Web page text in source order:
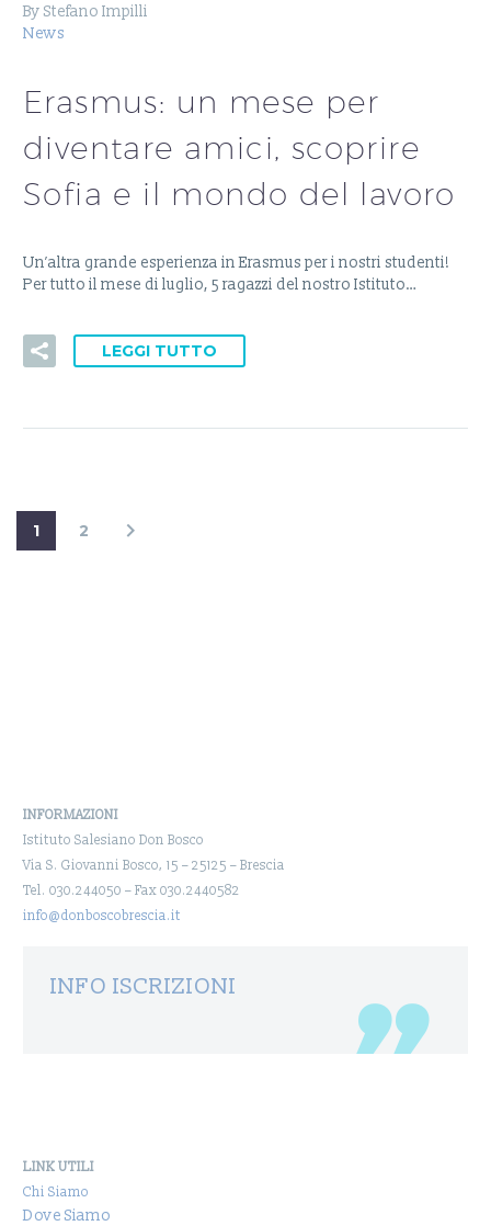
By Stefano Impilli
News
Erasmus: un mese per
diventare amici, scoprire
Sofia e il mondo del lavoro
Un’altra grande esperienza in Erasmus per i nostri studenti!
Per tutto il mese di luglio, 5 ragazzi del nostro Istituto…
LEGGI TUTTO
1 2
INFORMAZIONI
Istituto Salesiano Don Bosco
Via S. Giovanni Bosco, 15 – 25125 – Brescia
Tel. 030.244050 – Fax 030.2440582
info@donboscobrescia.it
INFO ISCRIZIONI
LINK UTILI
Chi Siamo
Dove Siamo